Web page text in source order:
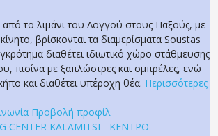
από το λιμάνι του Λογγού στους Παξούς, με
βρίσκονται τα διαμερίσματα Soustas
διαθέτει ιδιωτικό χώρο στάθμευσης
πισίνα με ξαπλώστρες και ομπρέλες, ενώ
και διαθέτει υπέροχη θέα. Περισσότερες
Προβολή προφίλ